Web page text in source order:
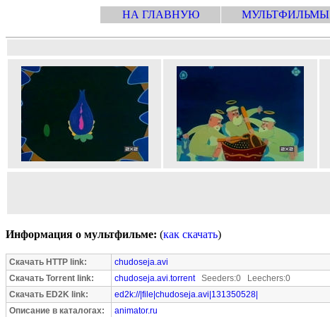
НА ГЛАВНУЮ МУЛЬТФИЛЬМЫ
Информация о мультфильме: (как скачать)
Скачать HTTP link:
chudoseja.avi
Скачать Torrent link:
chudoseja.avi.torrentSeeders:0 Leechers:0
Скачать ED2K link:
ed2k://|file|chudoseja.avi|131350528|
Описание в каталогах:
animator.ru